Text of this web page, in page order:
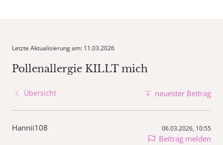
Letzte Aktualisierung am: 11.03.2026
Pollenallergie KILLT mich
Übersicht neuester Beitrag
Hannii108 06.03.2026, 10:55
Beitrag melden